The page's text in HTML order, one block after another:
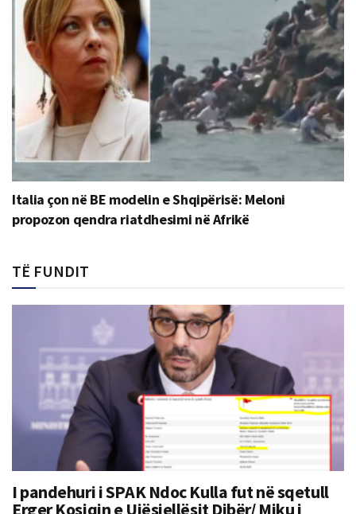
Italia çon në BE modelin e Shqipërisë: Meloni
propozon qendra riatdhesimi në Afrikë
TË FUNDIT
I pandehuri i SPAK Ndoc Kulla fut në sqetull
Erger Kosiqin e Ujësjellësit Dibër/ Miku i